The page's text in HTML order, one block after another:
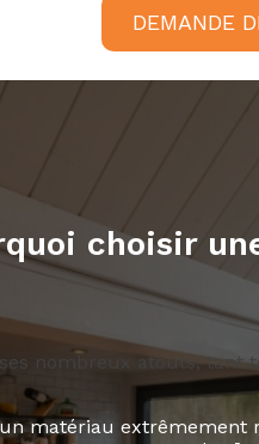
DEMANDE
choisir
nombreux atouts, tant
matériau extrêmement